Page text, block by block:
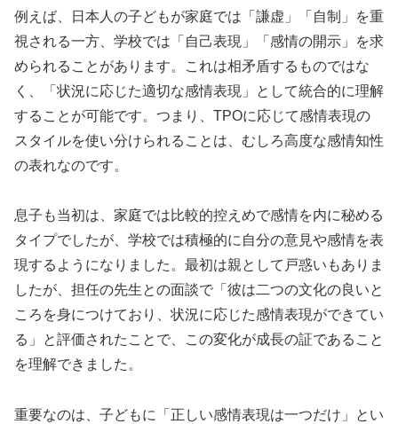
例えば、日本人の子どもが家庭では「謙虚」「自制」を重
視される一方、学校では「自己表現」「感情の開示」を求
められることがあります。これは相矛盾するものではな
く、「状況に応じた適切な感情表現」として統合的に理解
することが可能です。つまり、TPOに応じて感情表現の
スタイルを使い分けられることは、むしろ高度な感情知性
の表れなのです。
息子も当初は、家庭では比較的控えめで感情を内に秘める
タイプでしたが、学校では積極的に自分の意見や感情を表
現するようになりました。最初は親として戸惑いもありま
したが、担任の先生との面談で「彼は二つの文化の良いと
ころを身につけており、状況に応じた感情表現ができてい
る」と評価されたことで、この変化が成長の証であること
を理解できました。
重要なのは、子どもに「正しい感情表現は一つだけ」とい